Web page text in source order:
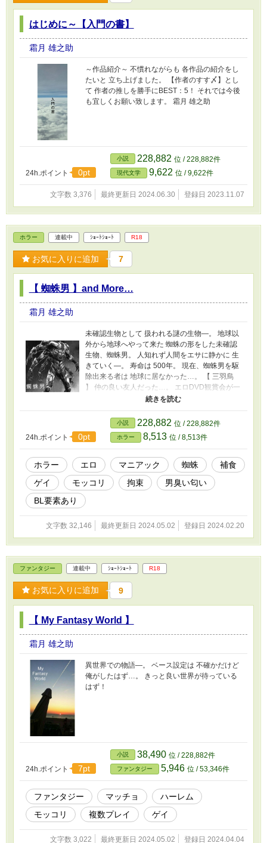
はじめに～【入門の書】
霜月 雄之助
～作品紹介～ 不慣れながらも 各作品の紹介をし
たいと 立ち上げました。 【作者のすす〆】とし
て 作者の推しを勝手にBEST：5！ それでは今後
も宜しくお願い致します。 霜月 雄之助
24h.ポイント 0pt
小説 228,882 位 / 228,882件
現代文学 9,622 位 / 9,622件
文字数 3,376 最終更新日 2024.06.30 登録日 2023.11.07
ホラー 連載中 ｼｮｰﾄｼｮｰﾄ R18
お気に入りに追加 7
【 蜘蛛男 】and More…
霜月 雄之助
未確認生物として 扱われる謎の生物―。 地球以
外から地球へやって来た 蜘蛛の形をした未確認
生物、蜘蛛男。 人知れず人間をエサに静かに 生
きていく―。 寿命は 500年。 現在、蜘蛛男を駆
除出来る者は 地球に居なかった…。 【 三羽烏
】 仲の良い友人だった…。 エロDVD観賞会が一
夜にして 3P複数プレイに変貌してしまった…。
若さゆえの過ちだろうか…？ NEW!【 アラムナ
イ 】～同窓会～ 中学時代の11年ぶりの同窓会が
開催された…。皆が子供から大人へとなってい
た…。 男子校の同窓会…。 妖しい雰囲気の中の
同窓会…！ 【 嬲り者 】なぶりもの 1.困らせた
り、いじめたりして面白がる。 2.手でおもちゃ
にする。
24h.ポイント 0pt
小説 228,882 位 / 228,882件
ホラー 8,513 位 / 8,513件
ホラー エロ マニアック 蜘蛛
補食
ゲイ
モッコリ 拘束
男臭い匂い
BL要素あり
文字数 32,146 最終更新日 2024.05.02 登録日 2024.02.20
ファンタジー 連載中 ｼｮｰﾄｼｮｰﾄ R18
お気に入りに追加 9
【 My Fantasy World 】
霜月 雄之助
異世界での物語―。 ベース設定は 不確かだけど
俺がしたはず…。 きっと良い世界が待っている
はず！
24h.ポイント 7pt
小説 38,490 位 / 228,882件
ファンタジー 5,946 位 / 53,346件
ファンタジー マッチョ
ハーレム
モッコリ
複数プレイ ゲイ
文字数 3,022 最終更新日 2024.05.02 登録日 2024.04.04